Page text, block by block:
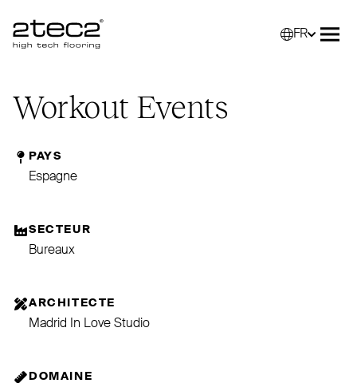
Primary
FR
Workout Events
PAYS
Espagne
SECTEUR
Bureaux
ARCHITECTE
Madrid In Love Studio
DOMAINE